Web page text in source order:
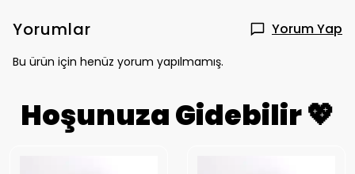
Yorumlar Yorum Yap
Bu ürün için henüz yorum yapılmamış.
Hoşunuza Gidebilir 💖